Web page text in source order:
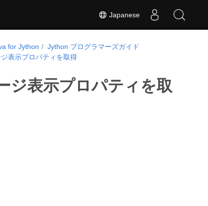
Japanese
for Jython
Jython プログラマーズガイド
表示プロパティを取得
ジ表示プロパティを取